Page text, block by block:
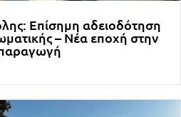
Επίσημη αδειοδότηση
– Νέα εποχή στην